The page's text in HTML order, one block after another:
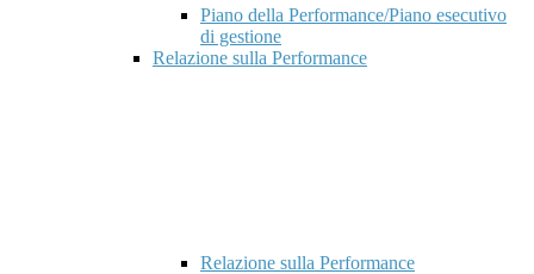
Piano della Performance/Piano esecutivo
di gestione
Relazione sulla Performance
Relazione sulla Performance